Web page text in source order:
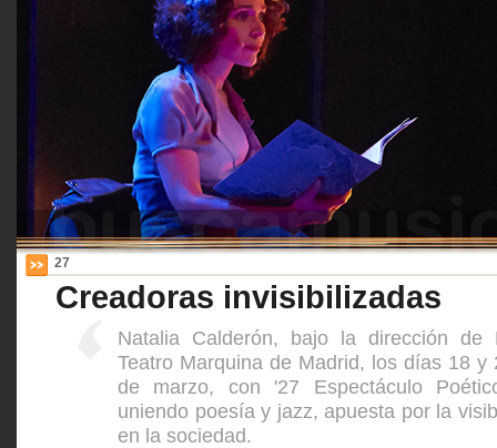
27
Creadoras invisibilizadas
Natalia Calderón, bajo la dirección de
Teatro Marquina de Madrid, los días 18
de marzo, con '27 Espectáculo
uniendo poesía y jazz, apuesta por la
en la sociedad.